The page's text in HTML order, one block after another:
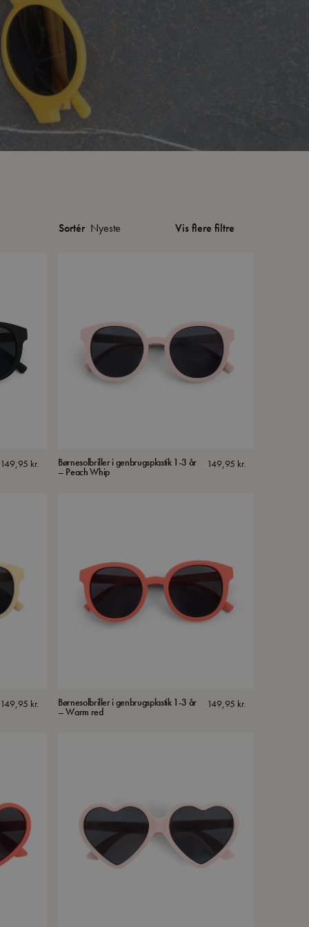
Sortér Vis flere filtre
149,95 kr. Børnesolbriller i genbrugsplastik 1-3 år
– Peach Whip
149,95 kr.
149,95 kr. Børnesolbriller i genbrugsplastik 1-3 år
– Warm red
149,95 kr.